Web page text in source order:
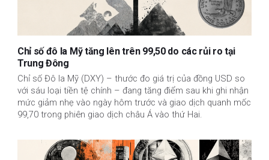
Chỉ số đô la Mỹ tăng lên trên 99,50 do các rủi ro tại
Trung Đông
Chỉ số Đô la Mỹ (DXY) – thước đo giá trị của đồng USD so
với sáu loại tiền tệ chính – đang tăng điểm sau khi ghi nhận
mức giảm nhẹ vào ngày hôm trước và giao dịch quanh mốc
99,70 trong phiên giao dịch châu Á vào thứ Hai.